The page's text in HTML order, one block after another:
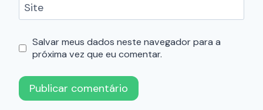
Site
Salvar meus dados neste navegador para a
próxima vez que eu comentar.